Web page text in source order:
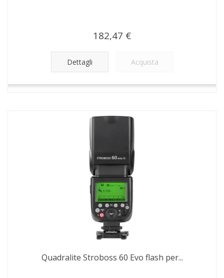
182,47 €
Dettagli Acquista
Quadralite Stroboss 60 Evo flash per...